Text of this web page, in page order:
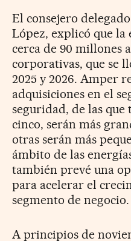
El consejero
López, explicó que la
cerca de 90 millones
corporativas, que se
2025 y 2026. Amper
adquisiciones en el
seguridad, de las que
cinco, serán más
otras serán más
ámbito de las
también prevé una
para acelerar el
segmento de negocio.
A principios de